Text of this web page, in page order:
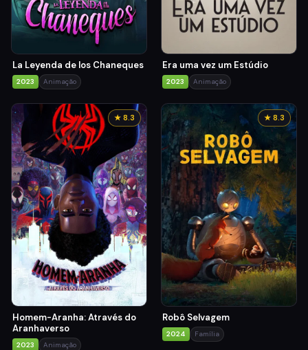
La Leyenda de los Chaneques
2023 Animação
Era uma vez um Estúdio
2023 Animação
★ 8.3
Homem-Aranha: Através do
Aranhaverso
2023 Animação
★ 8.3
Robô Selvagem
2024 Família